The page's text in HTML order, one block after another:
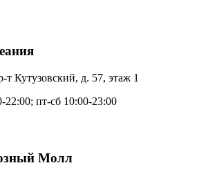
т Кутузовский, д. 57, этаж 1
22:00; пт-сб 10:00-23:00
Молл